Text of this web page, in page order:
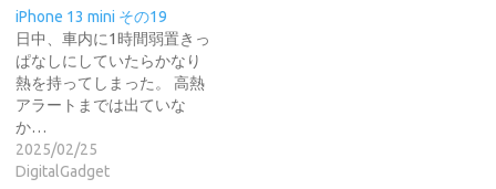
iPhone 13 mini その19
日中、車内に1時間弱置きっ
ぱなしにしていたらかなり
熱を持ってしまった。 高熱
アラートまでは出ていな
か…
2025/02/25
DigitalGadget